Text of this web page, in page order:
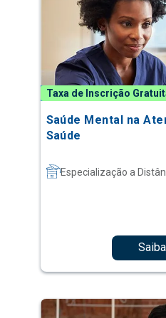
Taxa de Inscrição
Saúde Mental na
Saúde
Especialização a